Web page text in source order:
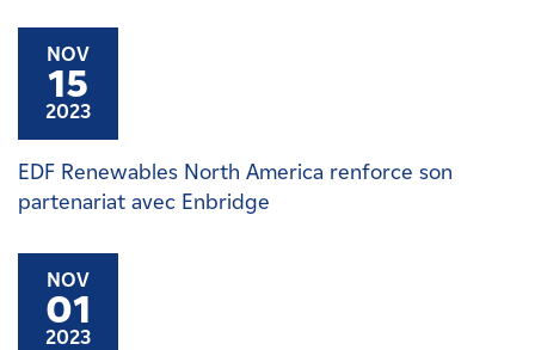
NOV
15
2023
EDF Renewables North America renforce son
partenariat avec Enbridge
NOV
01
2023